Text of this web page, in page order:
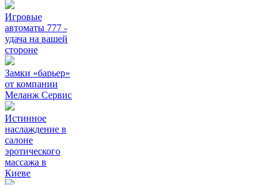
Игровые
автоматы 777 -
удача на вашей
стороне
Замки «барьер»
от компании
Меланж Сервис
Истинное
наслаждение в
салоне
эротического
массажа в
Киеве